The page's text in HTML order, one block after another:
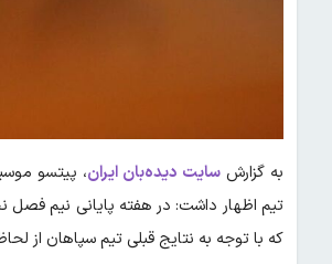
به گزارش سایت دیده‌بان ایران، پیتسو
که با توجه به نتایج قبلی تیم سپاهان از